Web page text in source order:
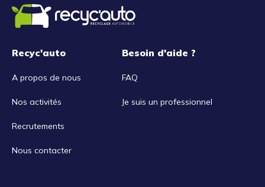
Recyc'auto
A propos de nous
Nos activités
Recrutements
Nous contacter
Besoin d'aide ?
FAQ
Je suis un professionnel